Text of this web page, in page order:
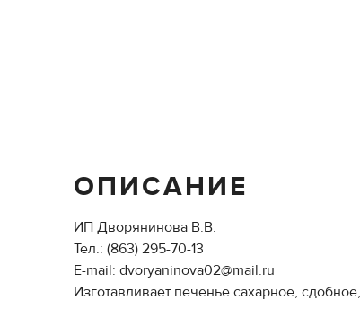
ОПИСАНИЕ
ИП Дворянинова В.В.
Тел.: (863) 295-70-13
E-mail: dvoryaninova02@mail.ru
Изготавливает печенье сахарное,